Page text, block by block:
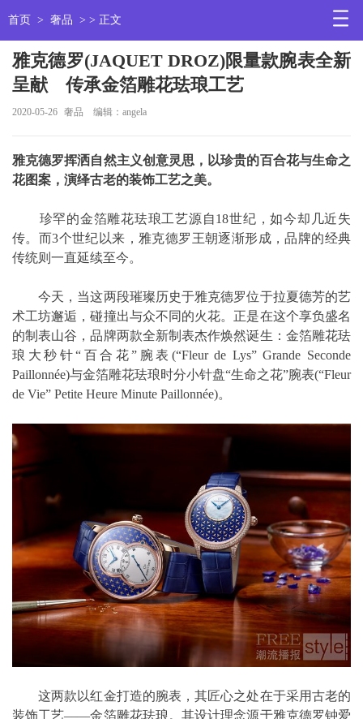
首页 > 奢品 > > 正文
雅克德罗(JAQUET DROZ)限量款腕表全新
呈献 传承金箔雕花珐琅工艺
2020-05-26 奢品 编辑：angela
雅克德罗挥洒自然主义创意灵思，以珍贵的百合花与生命之
花图案，演绎古老的装饰工艺之美。
珍罕的金箔雕花珐琅工艺源自18世纪，如今却几近失
传。而3个世纪以来，雅克德罗王朝逐渐形成，品牌的经典
传统则一直延续至今。
今天，当这两段璀璨历史于雅克德罗位于拉夏德芳的艺
术工坊邂逅，碰撞出与众不同的火花。正是在这个享负盛名
的制表山谷，品牌两款全新制表杰作焕然诞生：金箔雕花珐
琅大秒针“百合花”腕表(“Fleur de Lys” Grande Seconde
Paillonnée)与金箔雕花珐琅时分小针盘“生命之花”腕表(“Fleur
de Vie” Petite Heure Minute Paillonnée)。
这两款以红金打造的腕表，其匠心之处在于采用古老的
装饰工艺——金箔雕花珐琅。其设计理念源于雅克德罗钟爱